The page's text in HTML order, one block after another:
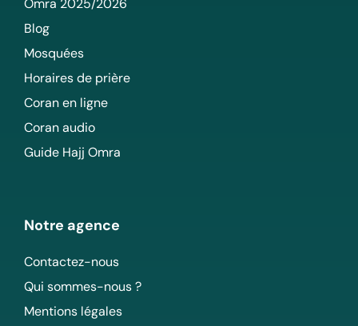
Blog
Mosquées
Horaires de prière
Coran en ligne
Coran audio
Guide Hajj Omra
Notre agence
Contactez-nous
Qui sommes-nous ?
Mentions légales